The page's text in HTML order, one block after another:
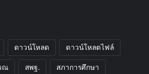
ดาวน์โหลด ดาวน์โหลดไฟล์
ณ สพฐ. สภาการศึกษา